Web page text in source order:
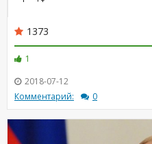
1373
1
2018-07-12
Комментарий:
0